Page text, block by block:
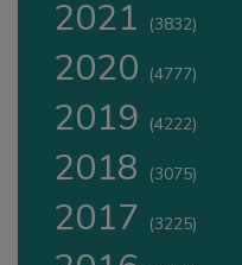
2021 (3832)
2020 (4777)
2019 (4222)
2018 (3075)
2017 (3225)